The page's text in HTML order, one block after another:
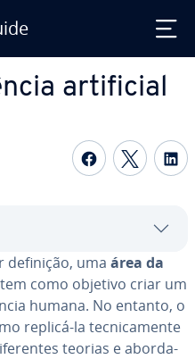
ar­ti­fi­cial
definição, uma área da
como objetivo criar um
humana. No entanto, o
replicá-la tec­ni­ca­mente
teorias e abor­da­